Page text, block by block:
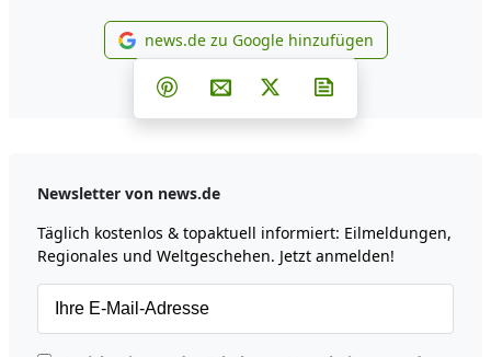
news.de zu Google
news.de zu Google hinzufügen
Teilen auf Facebook
Teilen auf Whatsapp
Teilen auf Telegram
Teilen auf Pinterest
Per E-Mail teilen
Post auf X
Newsletter von news.de
Täglich kostenlos & topaktuell informiert: Eilmeldungen,
Regionales und Weltgeschehen. Jetzt anmelden!